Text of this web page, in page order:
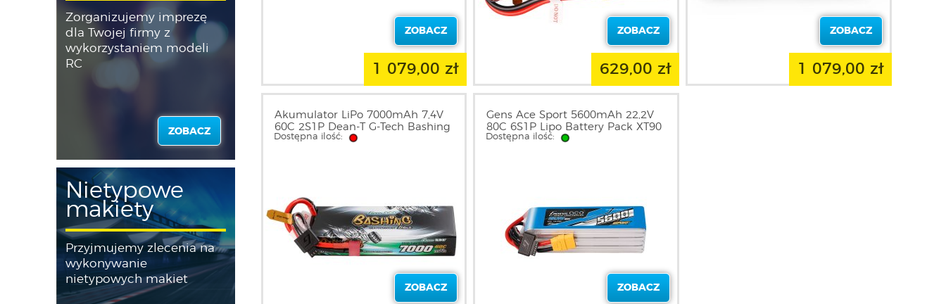
Zorganizujemy imprezę
dla Twojej firmy z
wykorzystaniem modeli
RC
ZOBACZ
Nietypowe
makiety
Przyjmujemy zlecenia na
wykonywanie
nietypowych makiet
ZOBACZ
1 079,00 zł
ZOBACZ
629,00 zł
ZOBACZ
1 079,00 zł
Akumulator LiPo 7000mAh 7,4V
60C 2S1P Dean-T G-Tech Bashing
| GEA702S60DGT GENS ACE
Dostępna ilość:
ZOBACZ
Gens Ace Sport 5600mAh 22,2V
80C 6S1P Lipo Battery Pack XT90
Plug （700 Helicopter）
Dostępna ilość:
ZOBACZ